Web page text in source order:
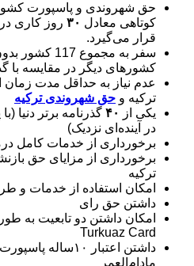
حق شهروندی و پاسپورت
کوتاهی معادل ۳۰ روز کاری
قرار می‌گیرد.
سفر به مجموع
کشورهای دیگر در مقایسه با
عدم نیاز به حداقل مدت
ترکیه و حق شهروندی ترکیه
یکی از
۴۰ گذرنامه برتر دنیا
در آینده‌ای نزدیک)
برخورداری از خدمات کامل
برخورداری از مزایای حق
ترکیه
امکان استفاده از خدمات و
داشتن حق رای
امکان داشتن دو تابعیت به
Turkuaz Card
داشتن اعتبار
مادام‌العمر